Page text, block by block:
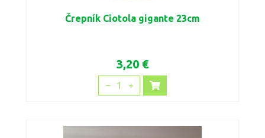
Črepník Ciotola gigante 23cm
3,20 €
1